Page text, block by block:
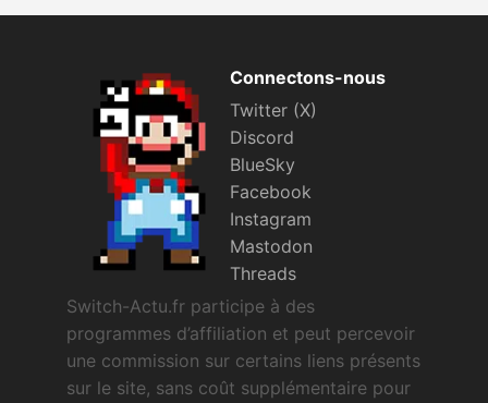
Connectons-nous
Twitter (X)
Discord
BlueSky
Facebook
Instagram
Mastodon
Threads
Switch-Actu.fr participe à des
programmes d’affiliation et peut percevoir
une commission sur certains liens présents
sur le site, sans coût supplémentaire pour